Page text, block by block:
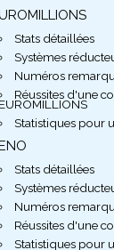
Stats détaillées
Systèmes
Numéros
Réussites d'une
EUROMILLIONS
Statistiques pour
Stats détaillées
Systèmes
Numéros
Réussites d'une
Statistiques pour